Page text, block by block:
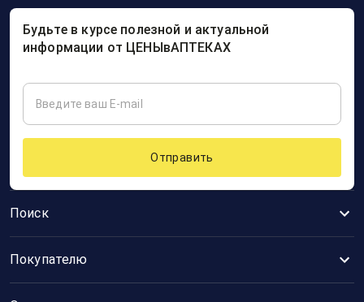
Поиск
Покупателю
Будьте в курсе полезной и актуальной
информации от ЦЕНЫвАПТЕКАХ
Отправить